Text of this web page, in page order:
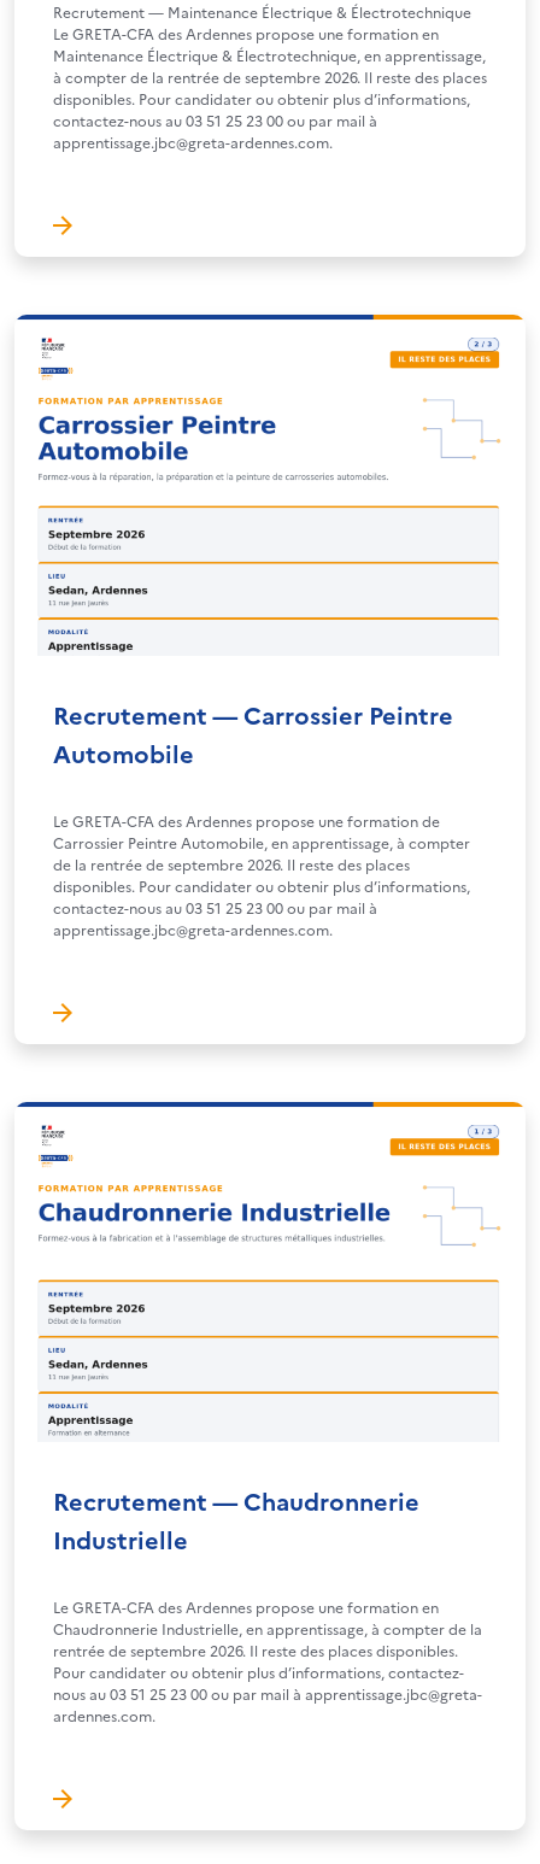
Recrutement — Maintenance Électrique & Électrotechnique
Le GRETA-CFA des Ardennes propose une formation en
Maintenance Électrique & Électrotechnique, en apprentissage,
à compter de la rentrée de septembre 2026. Il reste des places
disponibles. Pour candidater ou obtenir plus d’informations,
contactez-nous au 03 51 25 23 00 ou par mail à
apprentissage.jbc@greta-ardennes.com.
Recrutement — Carrossier Peintre
Automobile
Le GRETA-CFA des Ardennes propose une formation de
Carrossier Peintre Automobile, en apprentissage, à compter
de la rentrée de septembre 2026. Il reste des places
disponibles. Pour candidater ou obtenir plus d’informations,
contactez-nous au 03 51 25 23 00 ou par mail à
apprentissage.jbc@greta-ardennes.com.
Recrutement — Chaudronnerie
Industrielle
Le GRETA-CFA des Ardennes propose une formation en
Chaudronnerie Industrielle, en apprentissage, à compter de la
rentrée de septembre 2026. Il reste des places disponibles.
Pour candidater ou obtenir plus d’informations, contactez-
nous au 03 51 25 23 00 ou par mail à apprentissage.jbc@greta-
ardennes.com.